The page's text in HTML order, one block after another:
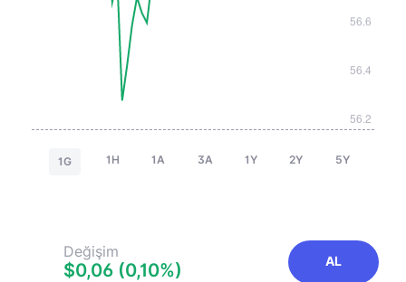
1G 1H 1A 3A 1Y 2Y 5Y
Değişim
$0,06 (0,10%) AL